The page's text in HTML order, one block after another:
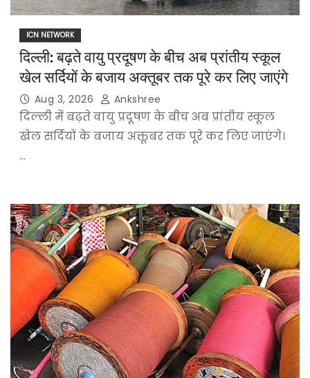
ICN NETWORK
दिल्ली: बढ़ते वायु प्रदूषण के बीच अब प्रांतीय स्कूल
खेल सर्दियों के बजाय अक्तूबर तक पूरे कर लिए जाएंगे
Aug 3, 2026 Ankshree
दिल्ली में बढ़ते वायु प्रदूषण के बीच अब प्रांतीय स्कूल
खेल सर्दियों के बजाय अक्तूबर तक पूरे कर लिए जाएंगे।
…